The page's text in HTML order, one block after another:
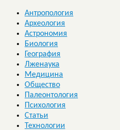
Антропология
Археология
Астрономия
Биология
География
Лженаука
Медицина
Общество
Палеонтология
Психология
Статьи
Технологии